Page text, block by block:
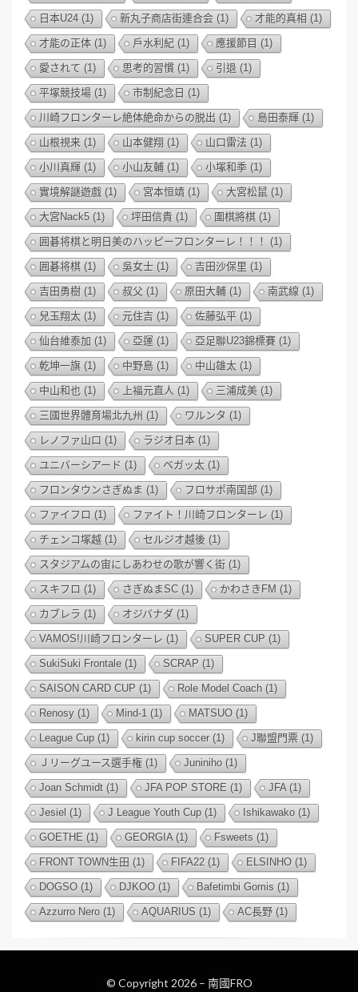
日本U24 (1) 新丸子商店街連合会 (1) 才能的真相 (1)
才能の正体 (1) 戶水利紀 (1) 應援節目 (1)
愛されて (1) 思考的習慣 (1) 引退 (1)
平塚競技場 (1) 市制紀念日 (1)
川崎フロンターレ絶体絶命からの脱出 (1) 島田泰輝 (1)
山根視来 (1) 山本健翔 (1) 山口雷法 (1)
小川真輝 (1) 小山友輔 (1) 小塚和季 (1)
實境解謎遊戲 (1) 宮本恒靖 (1) 大宮松鼠 (1)
大宮Nack5 (1) 坪田信貴 (1) 圍棋將棋 (1)
囲碁将棋と明日美のハッピーフロンターレ！！！ (1)
囲碁将棋 (1) 吳女士 (1) 吉田沙保里 (1)
吉田勇樹 (1) 叔父 (1) 原田大輔 (1) 南武線 (1)
兒玉翔太 (1) 元住吉 (1) 佐藤弘平 (1)
仙台維泰加 (1) 亞運 (1) 亞足聯U23錦標賽 (1)
乾坤一旗 (1) 中野島 (1) 中山雄太 (1)
中山和也 (1) 上福元直人 (1) 三浦成美 (1)
三國世界體育場北九州 (1) ワルンタ (1)
レノファ山口 (1) ラジオ日本 (1)
ユニバーシアード (1) ベガッ太 (1)
フロンタウンさぎぬま (1) フロサポ南国部 (1)
ファイフロ (1) ファイト！川崎フロンターレ (1)
チェンコ塚越 (1) セルジオ越後 (1)
スタジアムの宙にしあわせの歌が響く街 (1)
スキフロ (1) さぎぬまSC (1) かわさきFM (1)
カブレラ (1) オジバナダ (1)
VAMOS!川崎フロンターレ (1) SUPER CUP (1)
SukiSuki Frontale (1) SCRAP (1)
SAISON CARD CUP (1) Role Model Coach (1)
Renosy (1) Mind-1 (1) MATSUO (1)
League Cup (1) kirin cup soccer(1) J聯盟門票 (1)
Ｊリーグユース選手権 (1) Juniniho (1)
Joan Schmidt (1) JFA POP STORE (1) JFA (1)
Jesiel (1) J League Youth Cup (1) Ishikawako (1)
GOETHE (1) GEORGIA (1) Fsweets (1)
FRONT TOWN生田 (1) FIFA22 (1) ELSINHO (1)
DOGSO (1) DJKOO (1) Bafetimbi Gomis (1)
Azzurro Nero (1) AQUARIUS (1) AC長野 (1)
© Copyright 2026 – 南國FRO